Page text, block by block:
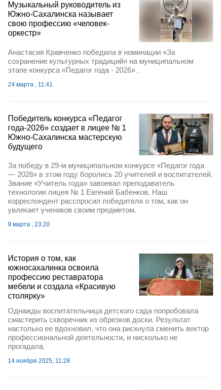
Музыкальный руководитель из
Южно-Сахалинска называет
свою профессию «человек-
оркестр»
Анастасия Кравченко победила в номинации «За
сохранение культурных традиций» на муниципальном
этапе конкурса «Педагог года - 2026» .
24 марта , 11:41
Победитель конкурса «Педагог
года-2026» создает в лицее № 1
Южно-Сахалинска мастерскую
будущего
За победу в 29-м муниципальном конкурсе «Педагог года
— 2026» в этом году боролись 20 учителей и воспитателей.
Звание «Учитель года» завоевал преподаватель
технологии лицея № 1 Евгений Бабенков. Наш
корреспондент расспросил победителя о том, как он
увлекает учеников своим предметом.
9 марта , 23:20
История о том, как
южносахалинка освоила
профессию реставратора
мебели и создала «Красивую
столярку»
Однажды воспитательница детского сада попробовала
смастерить скворечник из обрезков доски. Результат
настолько ее вдохновил, что она рискнула сменить вектор
профессиональной деятельности, и нисколько не
прогадала.
14 ноября 2025, 11:28